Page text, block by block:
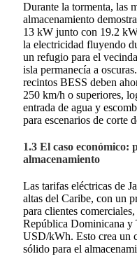
Durante la tormenta, las
almacenamiento
13 kW junto con 19.2
la electricidad fluyendo
un refugio para el
isla permanecía a oscuras.
recintos BESS deben
250 km/h o superiores,
entrada de agua y
para escenarios de corte
1.3 El caso económico:
almacenamiento
Las tarifas eléctricas de
altas del Caribe, con un
para clientes
República Dominicana y
USD/kWh. Esto crea un
sólido para el